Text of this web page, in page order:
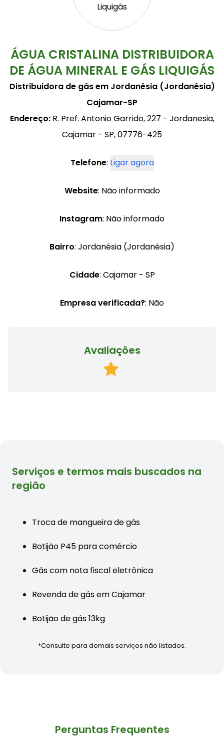
ÁGUA CRISTALINA DISTRIBUIDORA
DE ÁGUA MINERAL E GÁS LIQUIGÁS
Distribuidora de gás em Jordanésia (Jordanésia)
Cajamar-SP
Endereço:R. Pref. Antonio Garrido, 227 - Jordanesia,
Cajamar - SP, 07776-425
Telefone: Ligar agora
Website: Não informado
Instagram: Não informado
Bairro: Jordanésia (Jordanésia)
Cidade: Cajamar - SP
Empresa verificada?: Não
Avaliações
Serviços e termos mais buscados na
região
Troca de mangueira de gás
Botijão P45 para comércio
Gás com nota fiscal eletrônica
Revenda de gás em Cajamar
Botijão de gás 13kg
*Consulte para demais serviços não listados.
Perguntas Frequentes